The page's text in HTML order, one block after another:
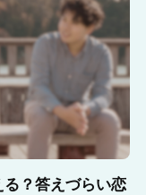
る？答えづらい恋